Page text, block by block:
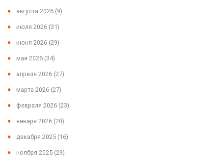
августа 2026 (9)
июля 2026 (31)
июня 2026 (29)
мая 2026 (34)
апреля 2026 (27)
марта 2026 (27)
февраля 2026 (23)
января 2026 (20)
декабря 2025 (16)
ноября 2025 (29)